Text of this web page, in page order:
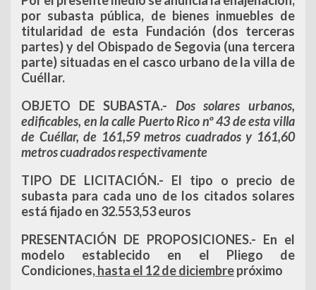
por subasta pública, de bienes inmuebles de
titularidad de esta Fundación (dos terceras
partes) y del Obispado de Segovia (una tercera
parte) situadas en el casco urbano de la villa de
Cuéllar.
OBJETO DE SUBASTA.- Dos solares urbanos,
edificables, en la calle Puerto Rico nº 43 de esta villa
de Cuéllar, de 161,59 metros cuadrados y 161,60
metros cuadrados respectivamente
TIPO DE LICITACIÓN.- El tipo o precio de
subasta para cada uno de los citados solares
está fijado en 32.553,53 euros
PRESENTACIÓN DE PROPOSICIONES.- En el
modelo establecido en el Pliego de
Condiciones,hasta el 12 de diciembrepróximo